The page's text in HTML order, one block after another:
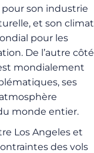
son industrie
et son climat
pour les
De l’autre côté
mondialement
ses
monde entier.
Los Angeles et
des vols